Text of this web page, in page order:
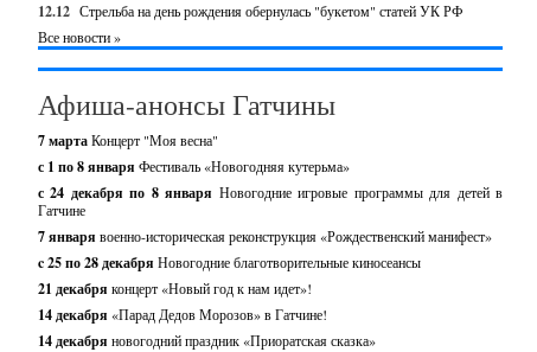
12.12 Стрельба на день рождения обернулась "букетом" статей УК РФ
Все новости »
Афиша-анонсы Гатчины
7 мартаКонцерт "Моя весна"
с 1 по 8 января Фестиваль «Новогодняя кутерьма»
с 24 декабря по 8 января Новогодние игровые программы для детей в
Гатчине
7 января военно-историческая реконструкция «Рождественский манифест»
c 25 по 28 декабря Новогодние благотворительные киносеансы
21 декабря концерт «Новый год к нам идет»!
14 декабря «Парад Дедов Морозов» в Гатчине!
14 декабря новогодний праздник «Приоратская сказка»